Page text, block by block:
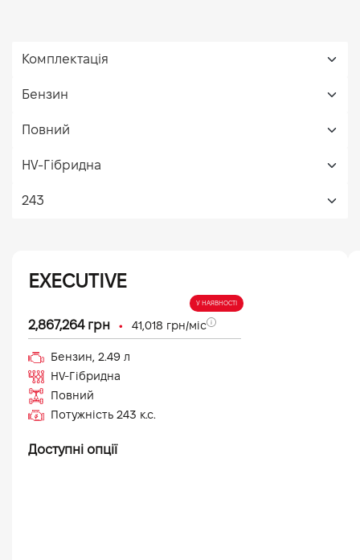
EXECUTIVE
У НАЯВНОСТІ
2,867,264грн • 41,018 грн/міс
Бензин, 2.49 л
HV-Гібридна
Повний
Потужність 243 к.с.
Доступні опції